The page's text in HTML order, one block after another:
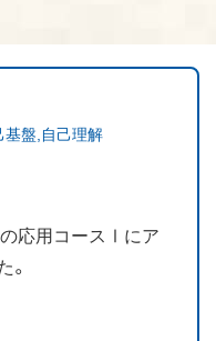
ァインダー®）
基盤,自己理解
の応用コースⅠにア